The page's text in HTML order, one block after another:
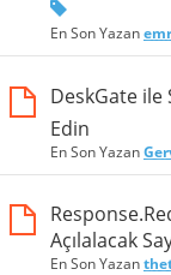
En Son Yazan
DeskGate ile
Edin
En Son Yazan
Açılalacak
En Son Yazan